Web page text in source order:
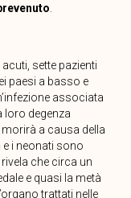
sette pazienti
paesi a basso e
associata
loro degenza
morirà a causa della
e i neonati sono
che circa un
e quasi la metà
trattati nelle